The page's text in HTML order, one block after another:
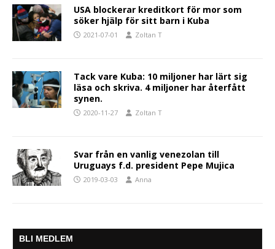
USA blockerar kreditkort för mor som
söker hjälp för sitt barn i Kuba
2021-07-01 Zoltan T
Tack vare Kuba: 10 miljoner har lärt sig
läsa och skriva. 4 miljoner har återfått
synen.
2020-11-27 Zoltan T
Svar från en vanlig venezolan till
Uruguays f.d. president Pepe Mujica
2019-03-03 Anna
BLI MEDLEM